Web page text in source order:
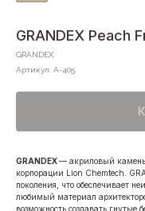
GRANDEX Peach
GRANDEX
Артикул: A-405
GRANDEX— акриловый
корпорации Lion Chemtech.
поколения, что обеспечивает
любимый материал
возможность создавать